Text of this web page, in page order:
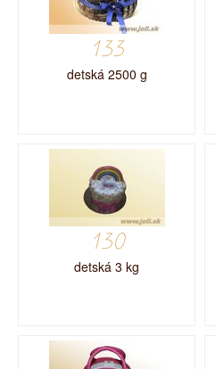
133
detská 2500 g
130
detská 3 kg